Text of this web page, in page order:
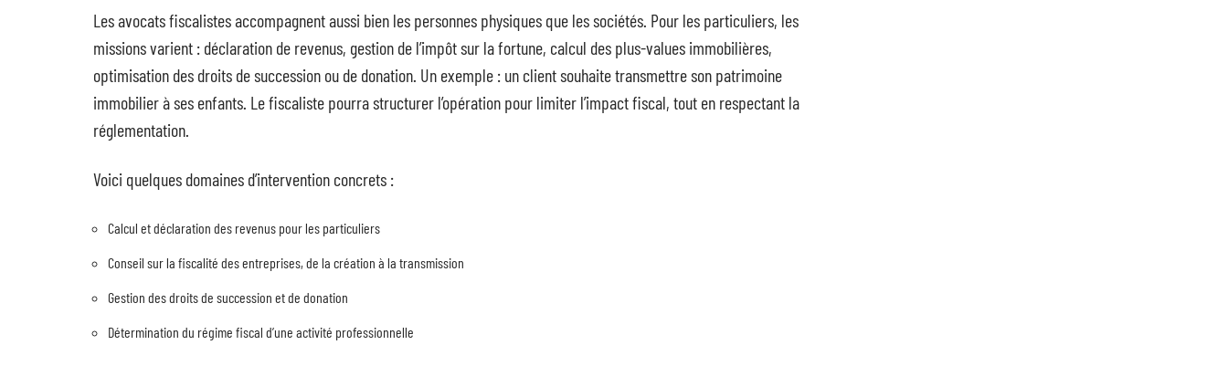
Les avocats fiscalistes accompagnent aussi bien les personnes physiques que les sociétés. Pour les particuliers, les
missions varient : déclaration de revenus, gestion de l’impôt sur la fortune, calcul des plus-values immobilières,
optimisation des droits de succession ou de donation. Un exemple : un client souhaite transmettre son patrimoine
immobilier à ses enfants. Le fiscaliste pourra structurer l’opération pour limiter l’impact fiscal, tout en respectant la
réglementation.
Voici quelques domaines d’intervention concrets :
Calcul et déclaration des revenus pour les particuliers
Conseil sur la fiscalité des entreprises, de la création à la transmission
Gestion des droits de succession et de donation
Détermination du régime fiscal d’une activité professionnelle